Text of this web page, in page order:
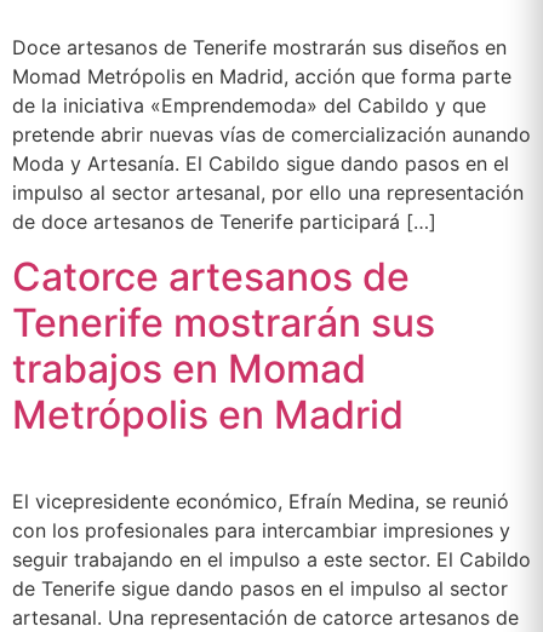
Doce artesanos de Tenerife mostrarán sus diseños en
Momad Metrópolis en Madrid, acción que forma parte
de la iniciativa «Emprendemoda» del Cabildo y que
pretende abrir nuevas vías de comercialización aunando
Moda y Artesanía. El Cabildo sigue dando pasos en el
impulso al sector artesanal, por ello una representación
de doce artesanos de Tenerife participará […]
Catorce artesanos de
Tenerife mostrarán sus
trabajos en Momad
Metrópolis en Madrid
El vicepresidente económico, Efraín Medina, se reunió
con los profesionales para intercambiar impresiones y
seguir trabajando en el impulso a este sector. El Cabildo
de Tenerife sigue dando pasos en el impulso al sector
artesanal. Una representación de catorce artesanos de